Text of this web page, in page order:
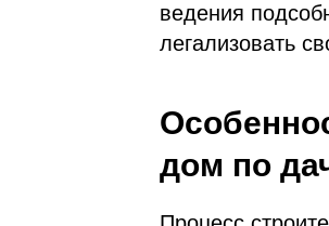
ведения
легализовать
дом по